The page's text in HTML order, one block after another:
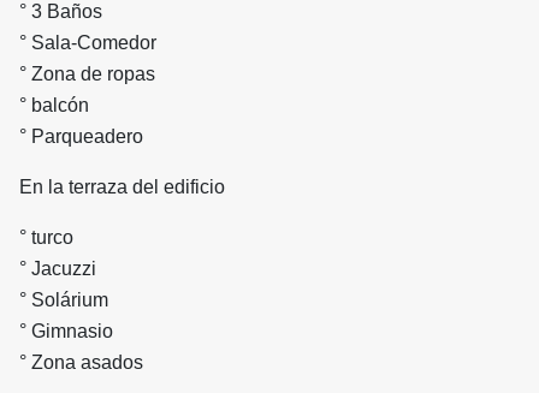
° 3 Baños
° Sala-Comedor
° Zona de ropas
° balcón
° Parqueadero
En la terraza del edificio
° turco
° Jacuzzi
° Solárium
° Gimnasio
° Zona asados